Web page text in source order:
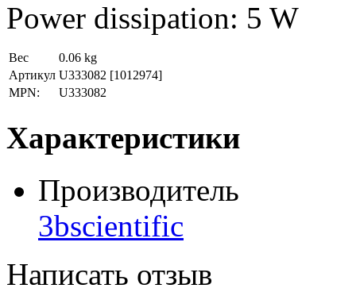
Power dissipation: 5 W
Вес
0.06 kg
Артикул U333082 [1012974]
MPN:
U333082
Характеристики
Производитель
3bscientific
Написать отзыв